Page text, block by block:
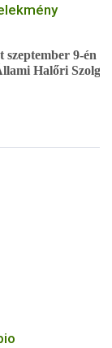
9-én a
Halőri
hogy hamis
hamisításért